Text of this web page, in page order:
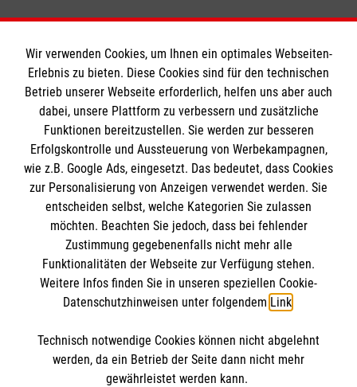
Informationen
Impressum
Datenschutz
Barrierefreiheit
Kontakt
Die Malteser
Malteser in Deutschland
Malteserorden
Sharepoint
Spendenkonto
Bank: Pax-Bank
IBAN: DE86370601201201211448
So finden Sie uns
Wir verwenden Cookies, um Ihnen ein optimales Webseiten-
Erlebnis zu bieten. Diese Cookies sind für den technischen
Betrieb unserer Webseite erforderlich, helfen uns aber auch
dabei, unsere Plattform zu verbessern und zusätzliche
Funktionen bereitzustellen. Sie werden zur besseren
Erfolgskontrolle und Aussteuerung von Werbekampagnen,
wie z.B. Google Ads, eingesetzt. Das bedeutet, dass Cookies
zur Personalisierung von Anzeigen verwendet werden. Sie
entscheiden selbst, welche Kategorien Sie zulassen
möchten. Beachten Sie jedoch, dass bei fehlender
Zustimmung gegebenenfalls nicht mehr alle
Funktionalitäten der Webseite zur Verfügung stehen.
Weitere Infos finden Sie in unseren speziellen Cookie-
Datenschutzhinweisen unter folgendem Link.
Technisch notwendige Cookies können nicht abgelehnt
werden, da ein Betrieb der Seite dann nicht mehr
gewährleistet werden kann.